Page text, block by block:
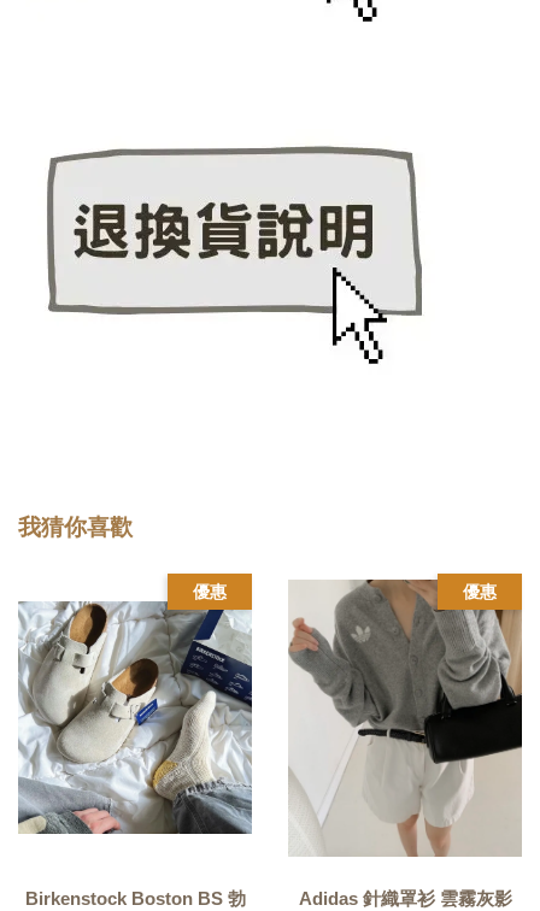
我猜你喜歡
優惠
Birkenstock Boston BS 勃
優惠
Adidas 針織罩衫 雲霧灰影